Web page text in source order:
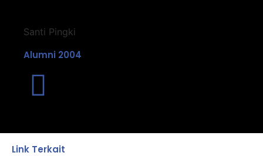
Santi Pingki
Alumni 2004
Link Terkait